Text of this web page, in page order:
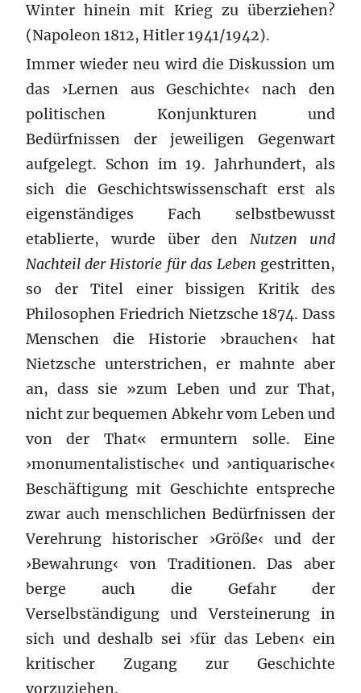
Winter hinein mit Krieg zu überziehen?
(Napoleon 1812, Hitler 1941/1942).
Immer wieder neu wird die Diskussion um
das ›Lernen aus Geschichte‹ nach den
politischen Konjunkturen und
Bedürfnissen der jeweiligen Gegenwart
aufgelegt. Schon im 19. Jahrhundert, als
sich die Geschichtswissenschaft erst als
eigenständiges Fach selbstbewusst
etablierte, wurde über denNutzen und
Nachteil der Historie für das Leben gestritten,
so der Titel einer bissigen Kritik des
Philosophen Friedrich Nietzsche 1874. Dass
Menschen die Historie ›brauchen‹ hat
Nietzsche unterstrichen, er mahnte aber
an, dass sie »zum Leben und zur That,
nicht zur bequemen Abkehr vom Leben und
von der That« ermuntern solle. Eine
›monumentalistische‹ und ›antiquarische‹
Beschäftigung mit Geschichte entspreche
zwar auch menschlichen Bedürfnissen der
Verehrung historischer ›Größe‹ und der
›Bewahrung‹ von Traditionen. Das aber
berge auch die Gefahr der
Verselbständigung und Versteinerung in
sich und deshalb sei ›für das Leben‹ ein
kritischer Zugang zur Geschichte
vorzuziehen.